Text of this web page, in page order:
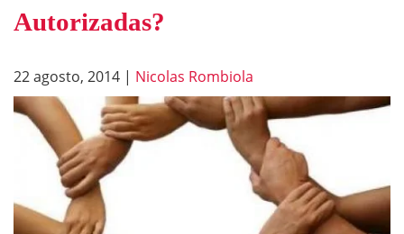
Autorizadas?
22 agosto, 2014 | Nicolas Rombiola